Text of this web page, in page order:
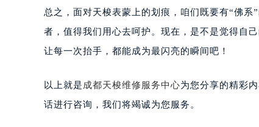
总之，面对天梭表蒙上的划痕，咱们既要有“佛
者，值得我们用心去呵护。现在，是不是觉得自
让每一次抬手，都能成为最闪亮的瞬间吧！
以上就是 成都天梭维修服务中心为您分享的精彩
话进行咨询，我们将竭诚为您服务。